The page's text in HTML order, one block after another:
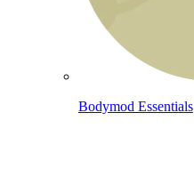
Bodymod Essentials